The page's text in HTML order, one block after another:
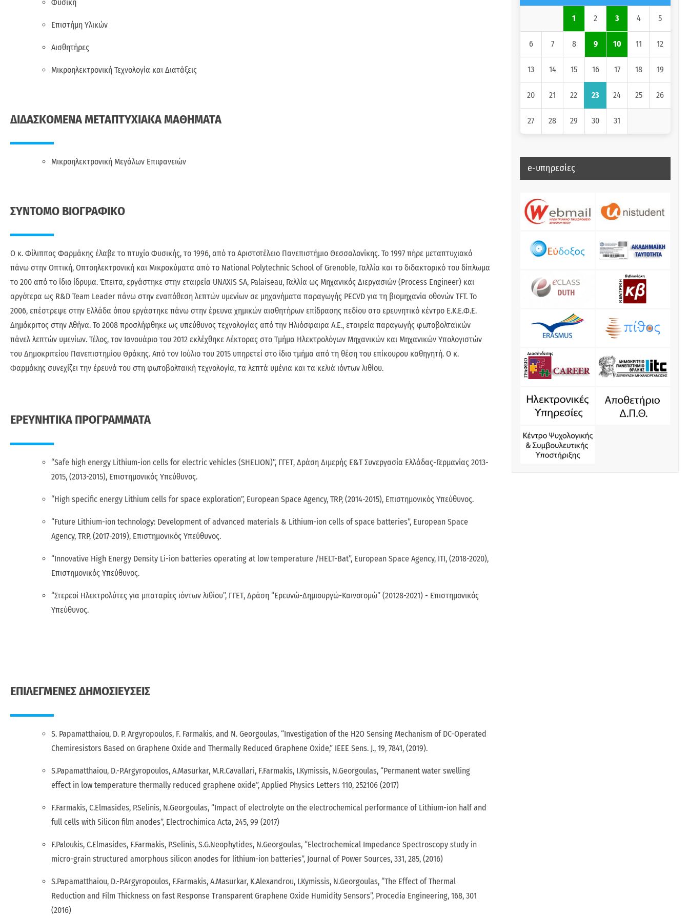
Φυσική
Επιστήμη Υλικών
Αισθητήρες
Μικροηλεκτρονική Τεχνολογία και Διατάξεις
ΔΙΔΑΣΚΟΜΕΝΑ ΜΕΤΑΠΤΥΧΙΑΚΑ ΜΑΘΗΜΑΤΑ
Μικροηλεκτρονική Μεγάλων Επιφανειών
ΣΥΝΤΟΜΟ ΒΙΟΓΡΑΦΙΚΟ
Ο κ. Φίλιππος Φαρμάκης έλαβε το πτυχίο Φυσικής, το 1996, από το Αριστοτέλειο Πανεπιστήμιο Θεσσαλονίκης. Το 1997 πήρε μεταπτυχιακό
πάνω στην Οπτική, Οπτοηλεκτρονική και Μικροκύματα από το National Polytechnic School of Grenoble, Γαλλία και το διδακτορικό του δίπλωμα
το 200 από το ίδιο ίδρυμα. Έπειτα, εργάστηκε στην εταιρεία UNAXIS SA, Palaiseau, Γαλλία ως Μηχανικός Διεργασιών (Process Engineer) και
αργότερα ως R&D Team Leader πάνω στην εναπόθεση λεπτών υμενίων σε μηχανήματα παραγωγής PECVD για τη βιομηχανία οθονών TFT. Το
2006, επέστρεψε στην Ελλάδα όπου εργάστηκε πάνω στην έρευνα χημικών αισθητήρων επίδρασης πεδίου στο ερευνητικό κέντρο Ε.Κ.Ε.Φ.Ε.
Δημόκριτος στην Αθήνα. Το 2008 προσλήφθηκε ως υπεύθυνος τεχνολογίας από την Ηλιόσφαιρα Α.Ε., εταιρεία παραγωγής φωτοβολταϊκών
πάνελ λεπτών υμενίων. Τέλος, τον Ιανουάριο του 2012 εκλέχθηκε Λέκτορας στο Τμήμα Ηλεκτρολόγων Μηχανικών και Μηχανικών Υπολογιστών
του Δημοκριτείου Πανεπιστημίου Θράκης. Από τον Ιούλιο του 2015 υπηρετεί στο ίδιο τμήμα από τη θέση του επίκουρου καθηγητή. Ο κ.
Φαρμάκης συνεχίζει την έρευνά του στη φωτοβολταϊκή τεχνολογία, τα λεπτά υμένια και τα κελιά ιόντων λιθίου.
ΕΡΕΥΝΗΤΙΚΑ ΠΡΟΓΡΑΜΜΑΤΑ
“Safe high energy Lithium-ion cells for electric vehicles (SHELION)”, ΓΓΕΤ, Δράση Διμερής Ε&Τ Συνεργασία Ελλάδας-Γερμανίας 2013-
2015, (2013-2015), Επιστημονικός Υπεύθυνος.
“High specific energy Lithium cells for space exploration”, European Space Agency, TRP, (2014-2015), Επιστημονικός Υπεύθυνος.
“Future Lithium-ion technology: Development of advanced materials & Lithium-ion cells of space batteries”, European Space
Agency, TRP, (2017-2019), Επιστημονικός Υπεύθυνος.
“Innovative High Energy Density Li-ion batteries operating at low temperature /HELT-Bat”, European Space Agency, ITI, (2018-2020),
Επιστημονικός Υπεύθυνος.
“Στερεοί Ηλεκτρολύτες για μπαταρίες ιόντων λιθίου”, ΓΓΕΤ, Δράση “Ερευνώ-Δημιουργώ-Καινοτομώ” (20128-2021) - Επιστημονικός
Υπεύθυνος.
ΕΠΙΛΕΓΜΕΝΕΣ ΔΗΜΟΣΙΕΥΣΕΙΣ
S. Papamatthaiou, D. P. Argyropoulos, F. Farmakis, and N. Georgoulas, “Investigation of the H2O Sensing Mechanism of DC-Operated
Chemiresistors Based on Graphene Oxide and Thermally Reduced Graphene Oxide,” IEEE Sens. J., 19, 7841, (2019).
S.Papamatthaiou, D.-P.Argyropoulos, A.Masurkar, M.R.Cavallari, F.Farmakis, I.Kymissis, N.Georgoulas, “Permanent water swelling
effect in low temperature thermally reduced graphene oxide”, Applied Physics Letters 110, 252106 (2017)
F.Farmakis, C.Elmasides, P.Selinis, N.Georgoulas, “Impact of electrolyte on the electrochemical performance of Lithium-ion half and
full cells with Silicon film anodes”, Electrochimica Acta, 245, 99 (2017)
F.Paloukis, C.Elmasides, F.Farmakis, P.Selinis, S.G.Neophytides, N.Georgoulas, “Electrochemical Impedance Spectroscopy study in
micro-grain structured amorphous silicon anodes for lithium-ion batteries”, Journal of Power Sources, 331, 285, (2016)
S.Papamatthaiou, D.-P.Argyropoulos, F.Farmakis, A.Masurkar, K.Alexandrou, I.Kymissis, N.Georgoulas, “The Effect of Thermal
Reduction and Film Thickness on fast Response Transparent Graphene Oxide Humidity Sensors”, Procedia Engineering, 168, 301
(2016)
1 2 3 4 5
6 7 8 9 10 11 12
13 14 15 16 17 18 19
20 21 22 23 24 25 26
27 28 29 30 31
e-υπηρεσίες